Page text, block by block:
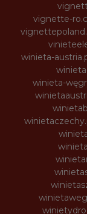
vignette-
winieta-
winieta-